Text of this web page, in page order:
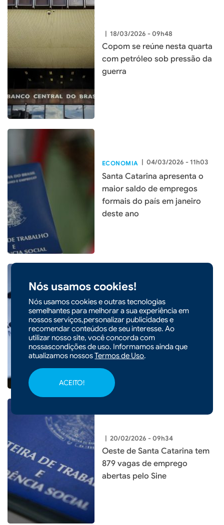
Nós usamos cookies!
Nós usamos cookies e outras tecnologias
semelhantes para melhorar a sua experiência em
nossos serviços,personalizar publicidades e
recomendar conteúdos de seu interesse. Ao
utilizar nosso site, você concorda com
nossascondições de uso. Informamos ainda que
atualizamos nossosTermos de Uso.
ACEITO!
| 18/03/2026 - 09h48
Copom se reúne nesta quarta
com petróleo sob pressão da
guerra
ECONOMIA | 04/03/2026 - 11h03
Santa Catarina apresenta o
maior saldo de empregos
formais do país em janeiro
deste ano
| 21/02/2026 - 10h08
Receita Federal abre consulta
a lote da malha fina do
Imposto de Renda
| 20/02/2026 - 09h34
Oeste de Santa Catarina tem
879 vagas de emprego
abertas pelo Sine